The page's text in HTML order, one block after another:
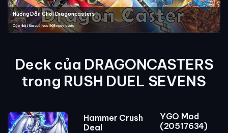
Hướng Dẫn Chơi Dragoncasters
Cập nhật lần cuối vào 968 ngày trước
Deck của DRAGONCASTERS
trong RUSH DUEL SEVENS
Hammer Crush
Deal
YGO Mod
(20517634)